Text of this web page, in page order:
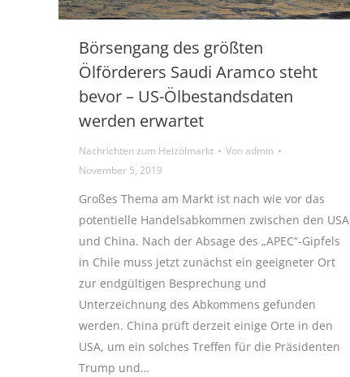
Börsengang des größten
Ölförderers Saudi Aramco steht
bevor – US-Ölbestandsdaten
werden erwartet
Nachrichten zum Heizölmarkt Vonadmin
November 5, 2019
Großes Thema am Markt ist nach wie vor das
potentielle Handelsabkommen zwischen den USA
und China. Nach der Absage des „APEC“-Gipfels
in Chile muss jetzt zunächst ein geeigneter Ort
zur endgültigen Besprechung und
Unterzeichnung des Abkommens gefunden
werden. China prüft derzeit einige Orte in den
USA, um ein solches Treffen für die Präsidenten
Trump und…